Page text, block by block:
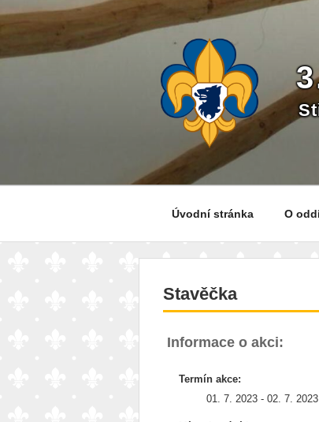
Přejít
Úvodní stránka O
Stavěčka
Informace o akci:
Termín akce:
01. 7. 2023 - 02. 7. 2023